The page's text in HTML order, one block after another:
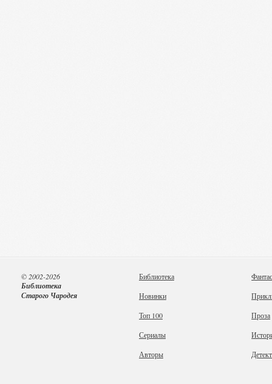
Библиотека
Новинки
Топ 100
Сериалы
Авторы
Проза
© 2002-2026
Библиотека
Старого Чародея